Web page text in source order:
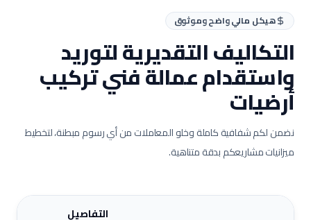
هيكل مالي واضح وموثوق
التكاليف التقديرية لتوريد
واستقدام عمالةفني تركيب
أرضيات
نضمن لكم شفافية كاملة وخلو المعاملات من أي رسوم مبطنة، لتخطيط
ميزانيات مشاريعكم بدقة متناهية.
التفاصيل